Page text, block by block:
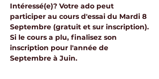
Intéressé(e)? Votre ado peut
participer au cours d'essai du Mardi 8
Septembre (gratuit et sur inscription).
Si le cours a plu, finalisez son
inscription pour l'année de
Septembre à Juin.